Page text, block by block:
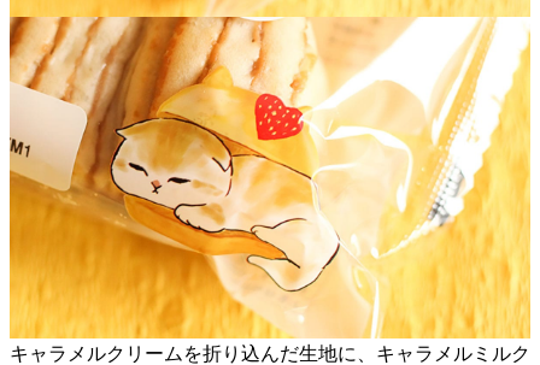
キャラメルクリームを折り込んだ生地に、キャラメルミルク